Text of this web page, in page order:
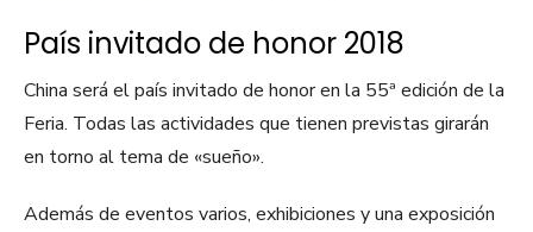
País invitado de honor 2018
China será el país invitado de honor en la 55ª edición de la
Feria. Todas las actividades que tienen previstas girarán
en torno al tema de «sueño».
Además de eventos varios, exhibiciones y una exposición